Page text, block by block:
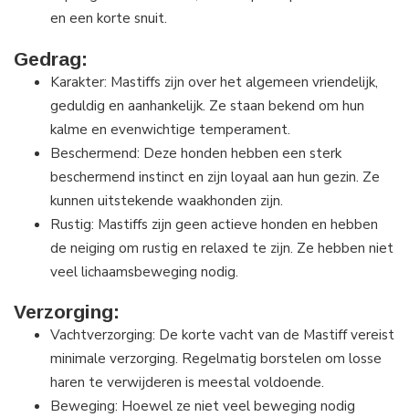
en een korte snuit.
Gedrag:
Karakter: Mastiffs zijn over het algemeen vriendelijk,
geduldig en aanhankelijk. Ze staan bekend om hun
kalme en evenwichtige temperament.
Beschermend: Deze honden hebben een sterk
beschermend instinct en zijn loyaal aan hun gezin. Ze
kunnen uitstekende waakhonden zijn.
Rustig: Mastiffs zijn geen actieve honden en hebben
de neiging om rustig en relaxed te zijn. Ze hebben niet
veel lichaamsbeweging nodig.
Verzorging:
Vachtverzorging: De korte vacht van de Mastiff vereist
minimale verzorging. Regelmatig borstelen om losse
haren te verwijderen is meestal voldoende.
Beweging: Hoewel ze niet veel beweging nodig